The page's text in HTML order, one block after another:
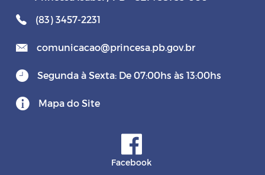
(83) 3457-2231
comunicacao@princesa.pb.gov.br
Segunda à Sexta: De 07:00hs às 13:00hs
Mapa do Site
Facebook